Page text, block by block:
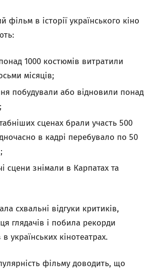
в історії українського кіно
1000 костюмів витратили
місяців;
побудували або відновили понад
сценах брали участь 500
в кадрі перебувало по 50
сцени знімали в Карпатах та
схвальні відгуки критиків,
глядачів і побила рекорди
українських кінотеатрах.
фільму доводить, що